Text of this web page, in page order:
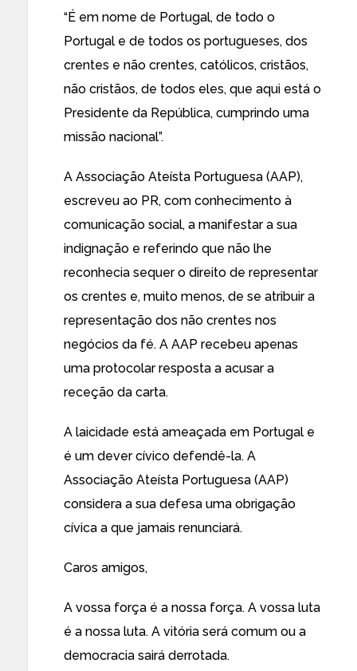
“É em nome de Portugal, de todo o
Portugal e de todos os portugueses, dos
crentes e não crentes, católicos, cristãos,
não cristãos, de todos eles, que aqui está o
Presidente da República, cumprindo uma
missão nacional”.
A Associação Ateísta Portuguesa (AAP),
escreveu ao PR, com conhecimento à
comunicação social, a manifestar a sua
indignação e referindo que não lhe
reconhecia sequer o direito de representar
os crentes e, muito menos, de se atribuir a
representação dos não crentes nos
negócios da fé. A AAP recebeu apenas
uma protocolar resposta a acusar a
receção da carta.
A laicidade está ameaçada em Portugal e
é um dever cívico defendê-la. A
Associação Ateísta Portuguesa (AAP)
considera a sua defesa uma obrigação
cívica a que jamais renunciará.
Caros amigos,
A vossa força é a nossa força. A vossa luta
é a nossa luta. A vitória será comum ou a
democracia sairá derrotada.